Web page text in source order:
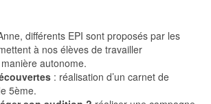
différents EPI sont proposés par les
à nos élèves de travailler
autonome.
: réalisation d’un carnet de
5ème.